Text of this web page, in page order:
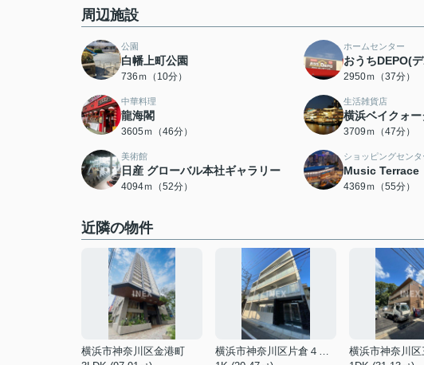
周辺施設
公園
白幡上町公園
736ｍ（10分）
ホームセンター
おうちDEPO(
2950ｍ（37分）
中華料理
龍海閣
3605ｍ（46分）
生活雑貨店
横浜ベイクォー
3709ｍ（47分）
美術館
日産 グローバル本社ギャラリー
4094ｍ（52分）
ショッピングセンタ
Music Terrace
4369ｍ（55分）
近隣の物件
横浜市神奈川区金港町
横浜市神奈川区片倉４丁目